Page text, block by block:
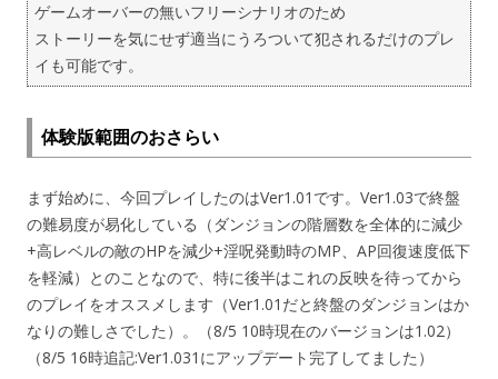
ゲームオーバーの無いフリーシナリオのため
ストーリーを気にせず適当にうろついて犯されるだけのプレ
イも可能です。
体験版範囲のおさらい
まず始めに、今回プレイしたのはVer1.01です。Ver1.03で終盤
の難易度が易化している（ダンジョンの階層数を全体的に減少
+高レベルの敵のHPを減少+淫呪発動時のMP、AP回復速度低下
を軽減）とのことなので、特に後半はこれの反映を待ってから
のプレイをオススメします（Ver1.01だと終盤のダンジョンはか
なりの難しさでした）。（8/5 10時現在のバージョンは1.02）
（8/5 16時追記:Ver1.031にアップデート完了してました）